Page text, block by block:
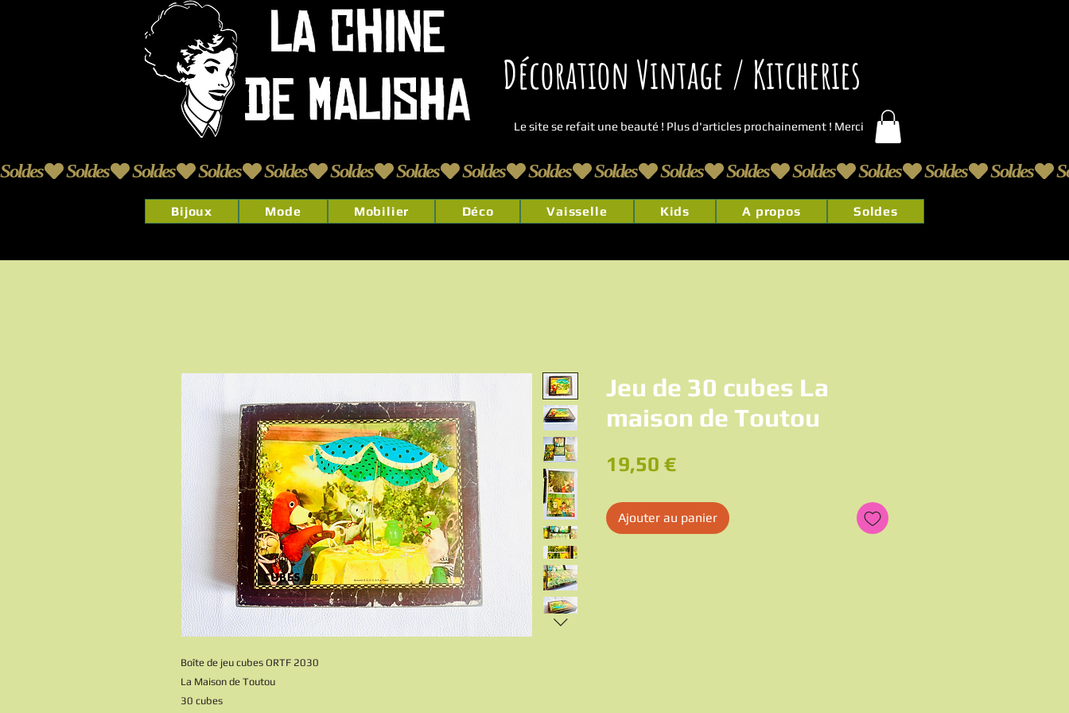
Décoration Vintage / Kitcheries
Le site se refait une beauté ! Plus d'articles prochainement ! Merci
Soldes
Bijoux Mode Mobilier Déco Vaisselle Kids A propos Soldes
Boîte de jeu cubes ORTF 2030
La Maison de Toutou
30 cubes
Jeu de 30 cubes La
maison de Toutou
19,50 €Prix
Ajouter au panier